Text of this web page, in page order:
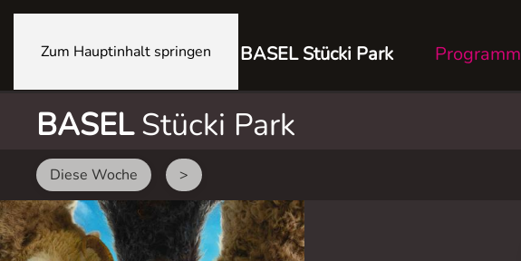
Zum Hauptinhalt springen BASEL Stücki Park Programm
BASELStücki Park
Diese Woche >